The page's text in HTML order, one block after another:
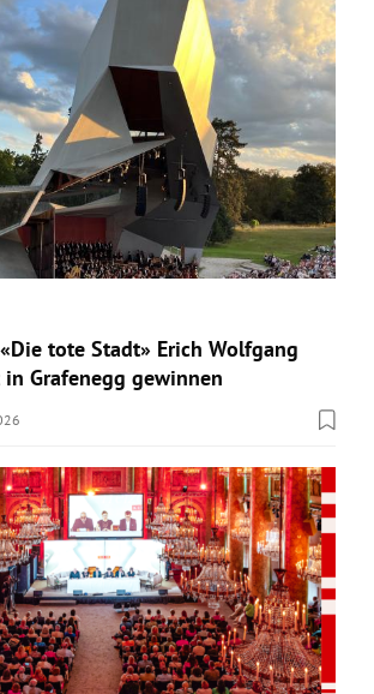
tote Stadt» Erich Wolfgang
Grafenegg gewinnen